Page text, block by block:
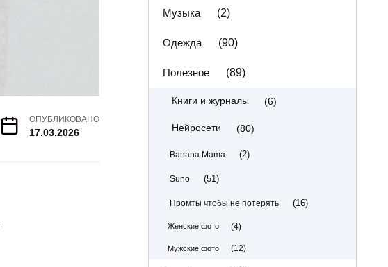
ОПУБЛИКОВАНО
17.03.2026
Музыка (2)
Одежда (90)
Полезное (89)
Книги и журналы (6)
Нейросети (80)
Banana Mama (2)
Suno (51)
Промты чтобы не потерять (16)
Женские фото (4)
Мужские фото (12)